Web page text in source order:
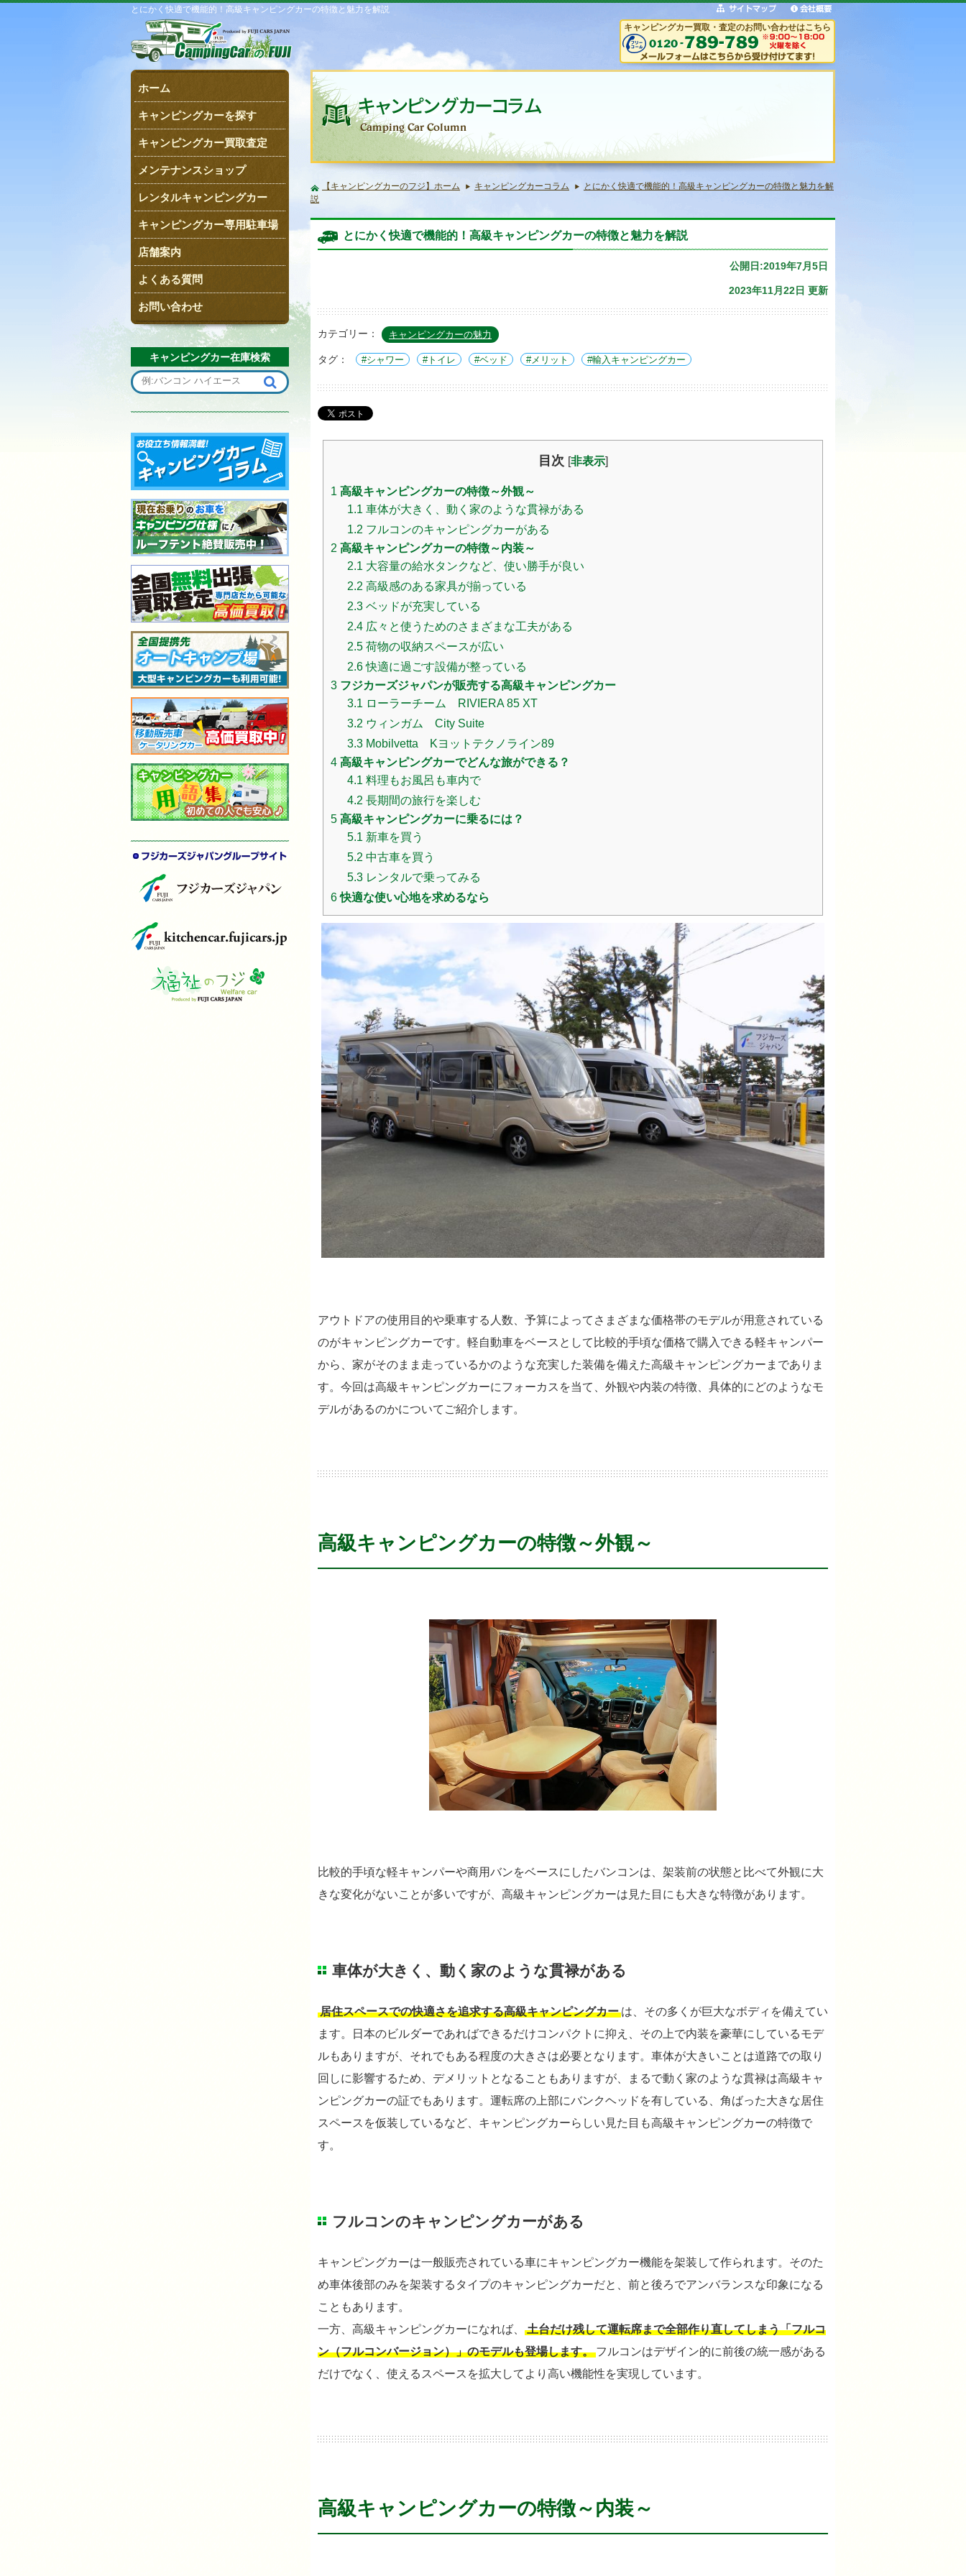
とにかく快適で機能的！高級キャンピングカーの特徴と魅力を解説
キャンピングカー買取・査定のお問い合わせはこちら
【キャンピングカーのフジ】ホーム キャンピングカーコラム
とにかく快適で機能的！高級キャンピングカーの特徴と魅力を解
説
とにかく快適で機能的！高級キャンピングカーの特徴と魅力を解説
公開日:2019年7月5日
2023年11月22日 更新
カテゴリー： キャンピングカーの魅力
タグ： シャワー トイレ ベッド メリット 輸入キャンピングカー
目次 [非表示]
1 高級キャンピングカーの特徴～外観～
1.1 車体が大きく、動く家のような貫禄がある
1.2 フルコンのキャンピングカーがある
2 高級キャンピングカーの特徴～内装～
2.1 大容量の給水タンクなど、使い勝手が良い
2.2 高級感のある家具が揃っている
2.3 ベッドが充実している
2.4 広々と使うためのさまざまな工夫がある
2.5 荷物の収納スペースが広い
2.6快適に過ごす設備が整っている
3 フジカーズジャパンが販売する高級キャンピングカー
3.1 ローラーチーム RIVIERA 85 XT
3.2 ウィンガム City Suite
3.3 Mobilvetta Kヨットテクノライン89
4 高級キャンピングカーでどんな旅ができる？
4.1 料理もお風呂も車内で
4.2 長期間の旅行を楽しむ
5 高級キャンピングカーに乗るには？
5.1 新車を買う
5.2 中古車を買う
5.3 レンタルで乗ってみる
6快適な使い心地を求めるなら
アウトドアの使用目的や乗車する人数、予算によってさまざまな価格帯のモデルが用意されている
のがキャンピングカーです。軽自動車をベースとして比較的手頃な価格で購入できる軽キャンパー
から、家がそのまま走っているかのような充実した装備を備えた高級キャンピングカーまでありま
す。今回は高級キャンピングカーにフォーカスを当て、外観や内装の特徴、具体的にどのようなモ
デルがあるのかについてご紹介します。
高級キャンピングカーの特徴～外観～
比較的手頃な軽キャンパーや商用バンをベースにしたバンコンは、架装前の状態と比べて外観に大
きな変化がないことが多いですが、高級キャンピングカーは見た目にも大きな特徴があります。
車体が大きく、動く家のような貫禄がある
居住スペースでの快適さを追求する高級キャンピングカー は、その多くが巨大なボディを備えてい
ます。日本のビルダーであればできるだけコンパクトに抑え、その上で内装を豪華にしているモデ
ルもありますが、それでもある程度の大きさは必要となります。車体が大きいことは道路での取り
回しに影響するため、デメリットとなることもありますが、まるで動く家のような貫禄は高級キャ
ンピングカーの証でもあります。運転席の上部にバンクヘッドを有している、角ばった大きな居住
スペースを仮装しているなど、キャンピングカーらしい見た目も高級キャンピングカーの特徴で
す。
フルコンのキャンピングカーがある
キャンピングカーは一般販売されている車にキャンピングカー機能を架装して作られます。そのた
め車体後部のみを架装するタイプのキャンピングカーだと、前と後ろでアンバランスな印象になる
こともあります。
一方、高級キャンピングカーになれば、
土台だけ残して運転席まで全部作り直してしまう「フルコ
ン（フルコンバージョン）」のモデルも登場します。 フルコンはデザイン的に前後の統一感がある
だけでなく、使えるスペースを拡大してより高い機能性を実現しています。
高級キャンピングカーの特徴～内装～
ホーム
キャンピングカーを探す
キャンピングカー買取査定
メンテナンスショップ
レンタルキャンピングカー
キャンピングカー専用駐車場
店舗案内
よくある質問
お問い合わせ
キャンピングカー在庫検索